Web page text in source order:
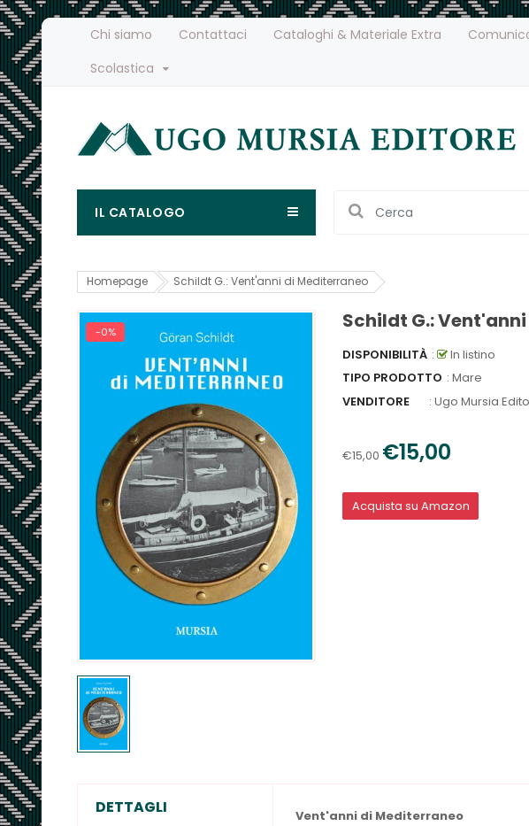
Chi siamo Contattaci Cataloghi & Materiale Extra
Scolastica
IL CATALOGO
Homepage Schildt G.: Vent'anni di Mediterraneo
-0% Schildt G.:
DISPONIBILITÀ :
In listino
TIPO PRODOTTO : Mare
VENDITORE
: Ugo Mursia
€15,00 €15,00
Acquista su Amazon
DETTAGLI
Vent'anni di Mediterraneo